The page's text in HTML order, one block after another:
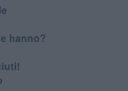
hanno?